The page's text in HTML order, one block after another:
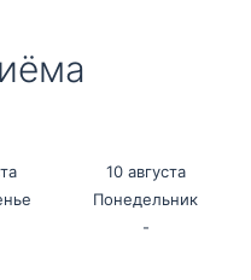
10 августа
Понедельник
-